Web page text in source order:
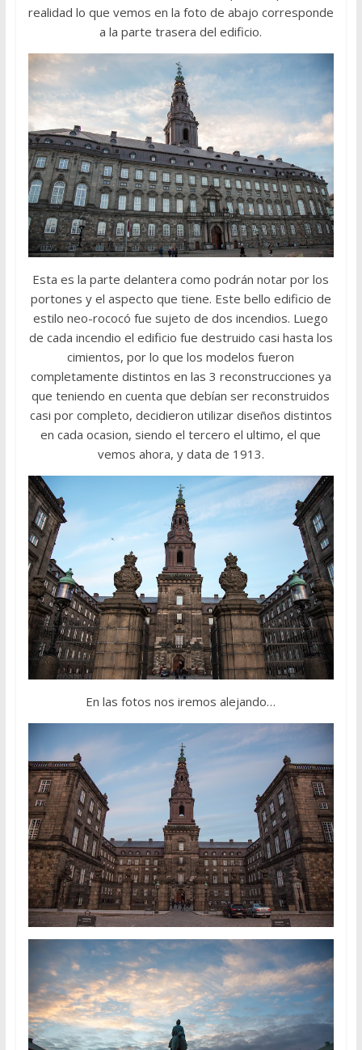
realidad lo que vemos en la foto de abajo corresponde
a la parte trasera del edificio.
Esta es la parte delantera como podrán notar por los
portones y el aspecto que tiene. Este bello edificio de
estilo neo-rococó fue sujeto de dos incendios. Luego
de cada incendio el edificio fue destruido casi hasta los
cimientos, por lo que los modelos fueron
completamente distintos en las 3 reconstrucciones ya
que teniendo en cuenta que debían ser reconstruidos
casi por completo, decidieron utilizar diseños distintos
en cada ocasion, siendo el tercero el ultimo, el que
vemos ahora, y data de 1913.
En las fotos nos iremos alejando…